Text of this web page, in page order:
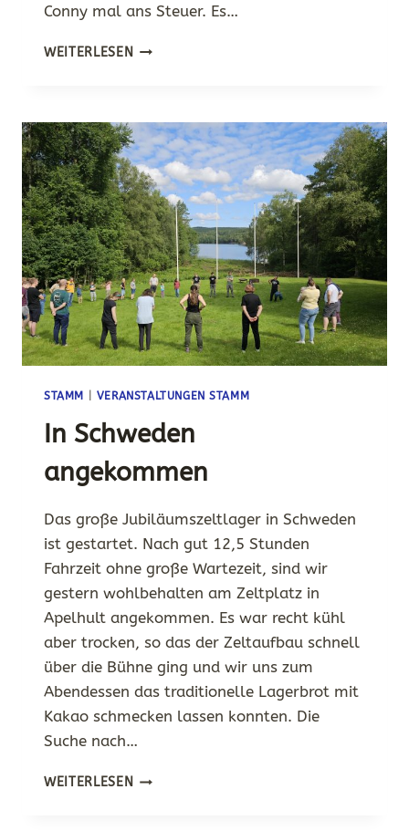
Conny mal ans Steuer. Es…
WEITERLESENAUF
LOS
STAMM VERANSTALTUNGEN STAMM
In Schweden
angekommen
Das große Jubiläumszeltlager in Schweden
ist gestartet. Nach gut 12,5 Stunden
Fahrzeit ohne große Wartezeit, sind wir
gestern wohlbehalten am Zeltplatz in
Apelhult angekommen. Es war recht kühl
aber trocken, so das der Zeltaufbau schnell
über die Bühne ging und wir uns zum
Abendessen das traditionelle Lagerbrot mit
Kakao schmecken lassen konnten. Die
Suche nach…
WEITERLESENIN